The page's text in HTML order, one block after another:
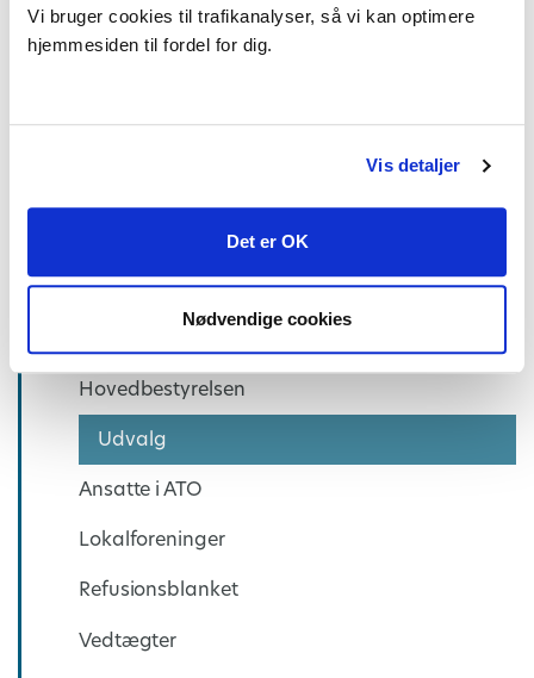
Vi bruger cookies til trafikanalyser, så vi kan optimere
hjemmesiden til fordel for dig.
Vis detaljer
Det er OK
Nødvendige cookies
Årsmøde for tandplejens ledere
Forretningsudvalget
Om ATO
Hovedbestyrelsen
Udvalg
Ansatte i ATO
Lokalforeninger
Refusionsblanket
Vedtægter